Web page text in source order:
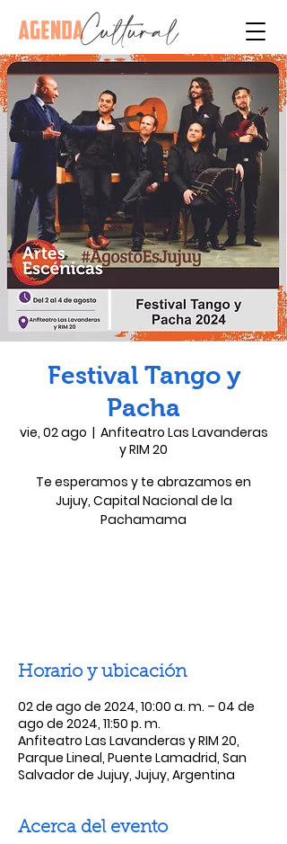
Festival Tango y
Pacha
vie, 02 ago
  |
Anfiteatro Las Lavanderas
y RIM 20
Te esperamos y te abrazamos en
Jujuy, Capital Nacional de la
Pachamama
Horario y ubicación
02 de ago de 2024, 10:00 a. m. – 04 de
ago de 2024, 11:50 p. m.
Anfiteatro Las Lavanderas y RIM 20,
Parque Lineal, Puente Lamadrid, San
Salvador de Jujuy, Jujuy, Argentina
Acerca del evento